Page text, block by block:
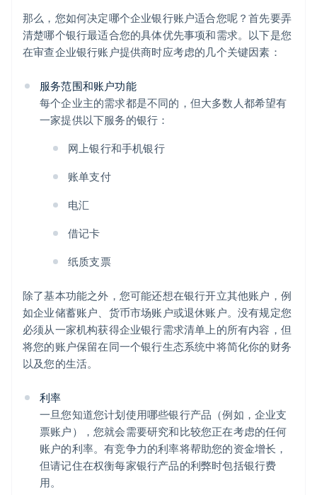
那么，您如何决定哪个企业银行账户适合您呢？首先要弄
清楚哪个银行最适合您的具体优先事项和需求。以下是您
在审查企业银行账户提供商时应考虑的几个关键因素：
服务范围和账户功能
每个企业主的需求都是不同的，但大多数人都希望有
一家提供以下服务的银行：
网上银行和手机银行
账单支付
电汇
借记卡
纸质支票
除了基本功能之外，您可能还想在银行开立其他账户，例
如企业储蓄账户、货币市场账户或退休账户。没有规定您
必须从一家机构获得企业银行需求清单上的所有内容，但
将您的账户保留在同一个银行生态系统中将简化你的财务
以及您的生活。
利率
一旦您知道您计划使用哪些银行产品（例如，企业支
票账户），您就会需要研究和比较您正在考虑的任何
账户的利率。有竞争力的利率将帮助您的资金增长，
但请记住在权衡每家银行产品的利弊时包括银行费
用。